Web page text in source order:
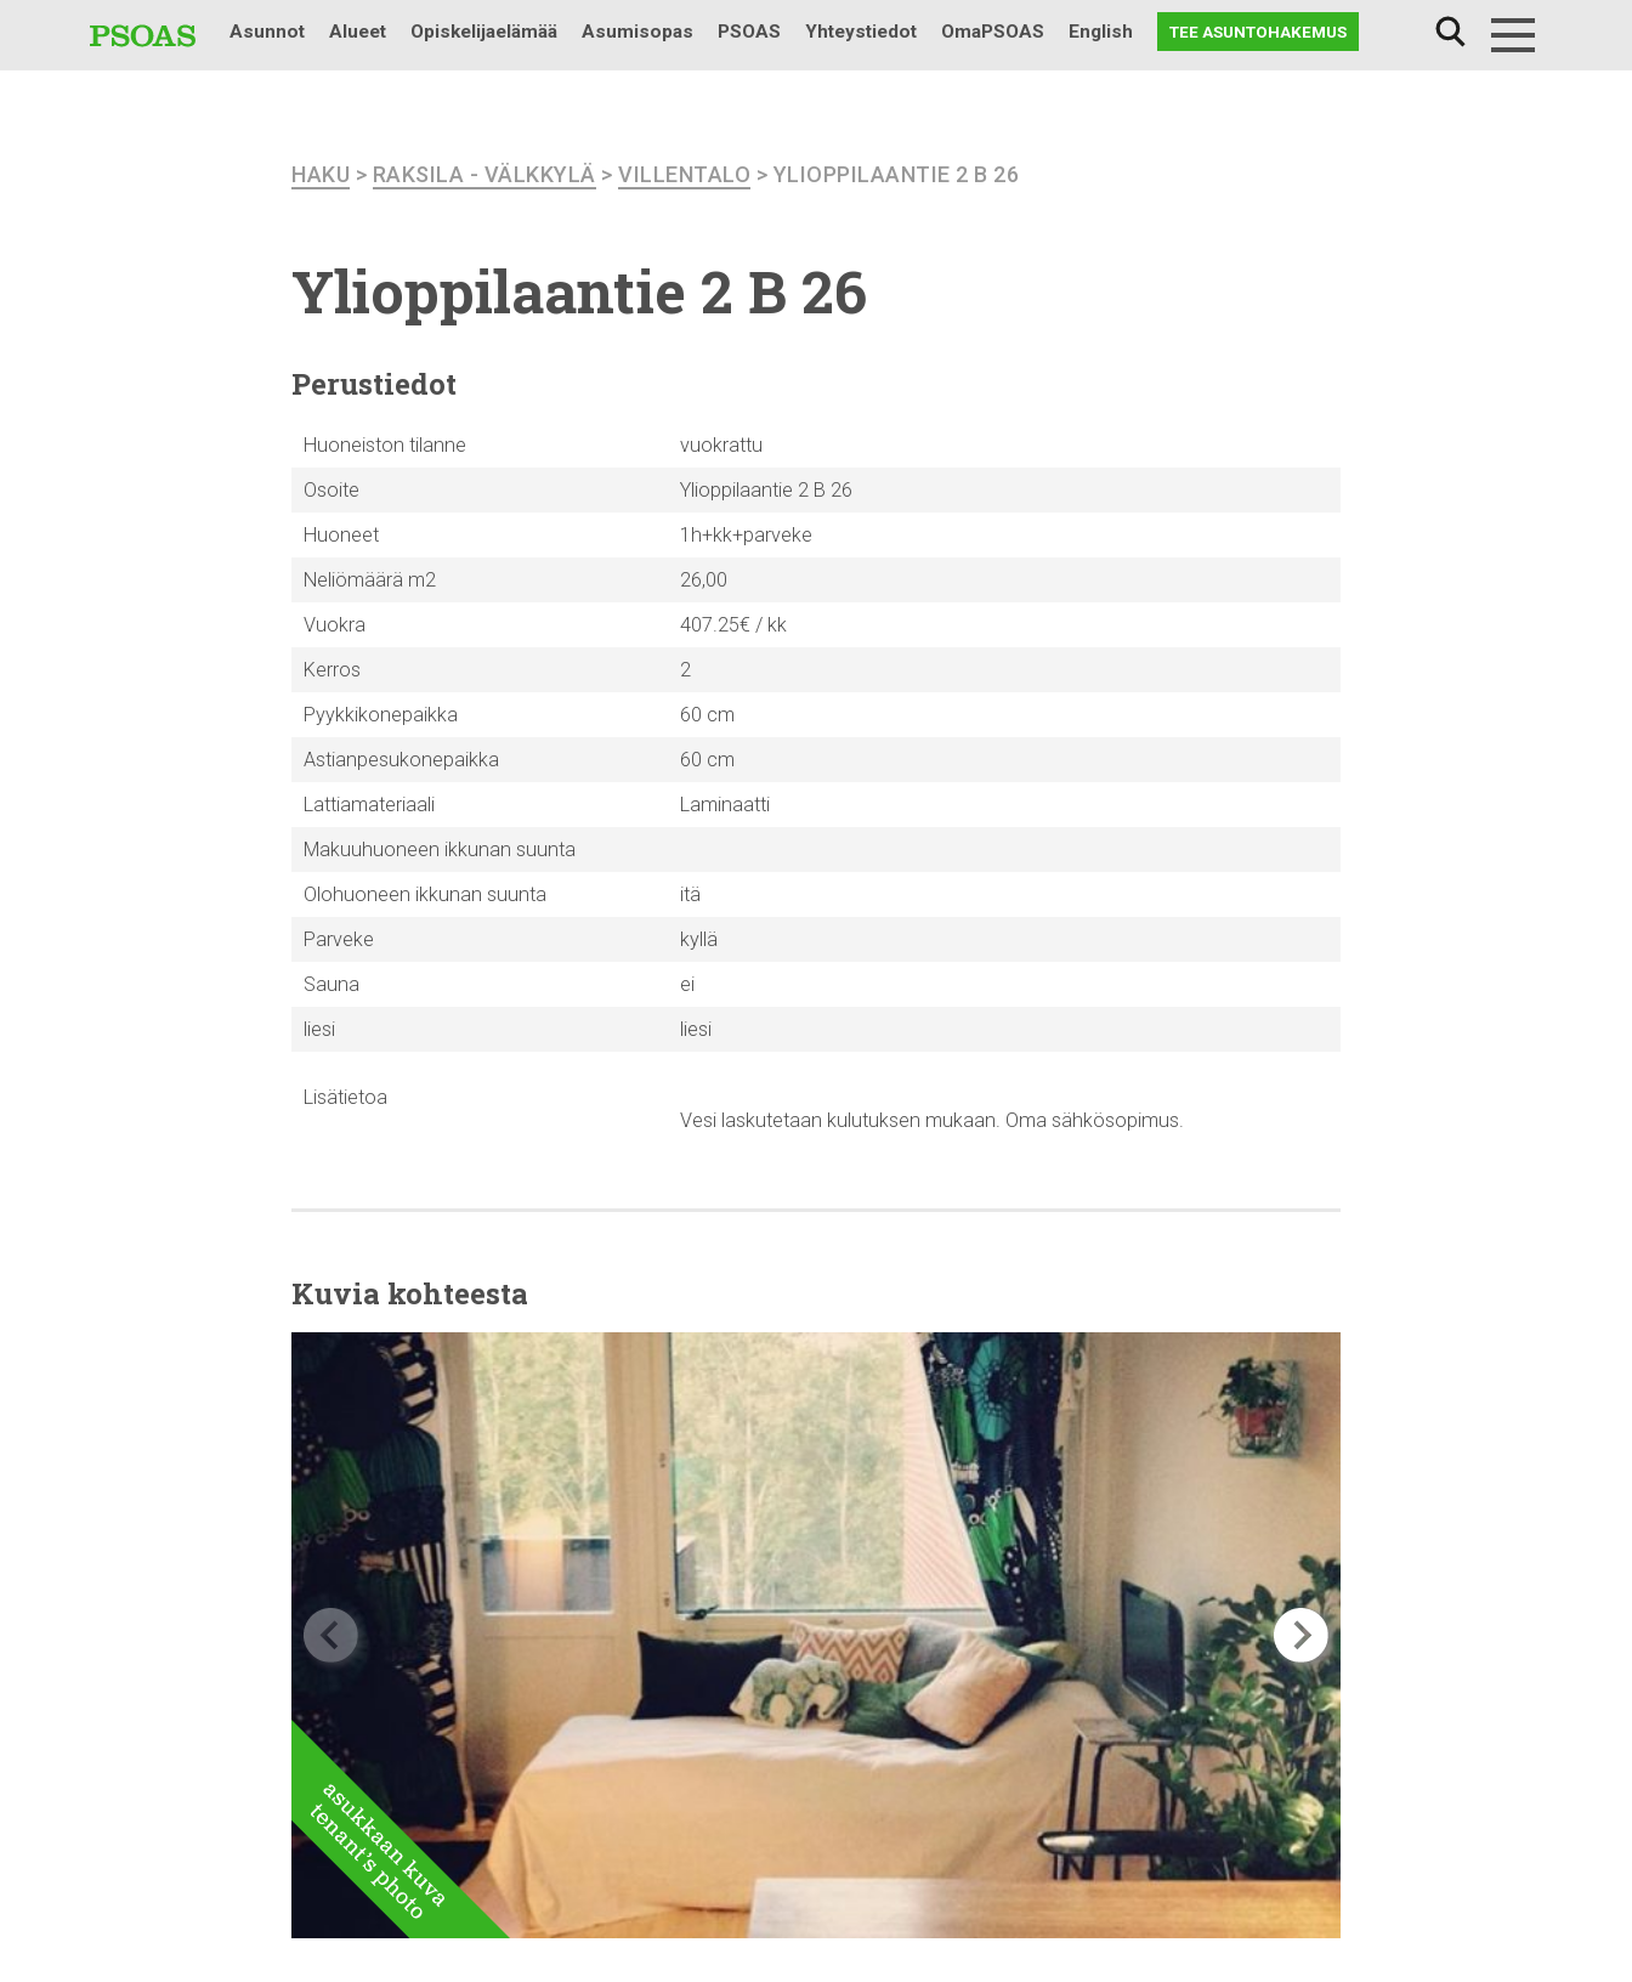
Testi
Asunnot Alueet Opiskelijaelämää Asumisopas PSOAS Yhteystiedot OmaPSOAS English TEE ASUNTOHAKEMUS
HAKU > RAKSILA - VÄLKKYLÄ > VILLENTALO > YLIOPPILAANTIE 2 B 26
Ylioppilaantie 2 B 26
Perustiedot
Huoneiston tilanne
vuokrattu
Osoite
Ylioppilaantie 2 B 26
Huoneet
1h+kk+parveke
Neliömäärä m2
26,00
Vuokra
407.25€ / kk
Kerros
2
Pyykkikonepaikka
60 cm
Astianpesukonepaikka
60 cm
Lattiamateriaali
Laminaatti
Makuuhuoneen ikkunan suunta
Olohuoneen ikkunan suunta
itä
Parveke
kyllä
Sauna
ei
liesi
liesi
Lisätietoa
Vesi laskutetaan kulutuksen mukaan. Oma sähkösopimus.
Kuvia kohteesta